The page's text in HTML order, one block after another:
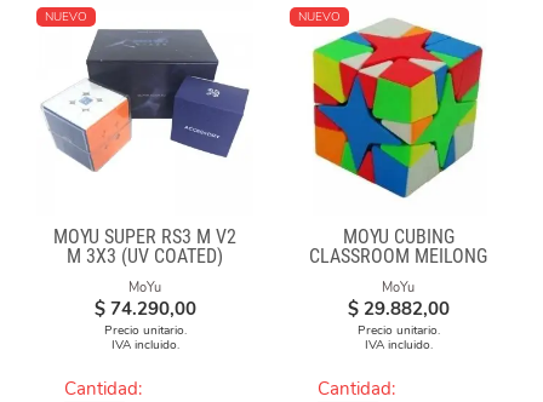
NUEVO
MOYU SUPER RS3 M V2
M 3X3 (UV COATED)
MoYu
$ 74.290,00
Precio unitario.
IVA incluido.
Cantidad:
NUEVO
MOYU CUBING
CLASSROOM MEILONG
POLARIS CUBE
STICKERLESS
MoYu
$ 29.882,00
Precio unitario.
IVA incluido.
Cantidad: